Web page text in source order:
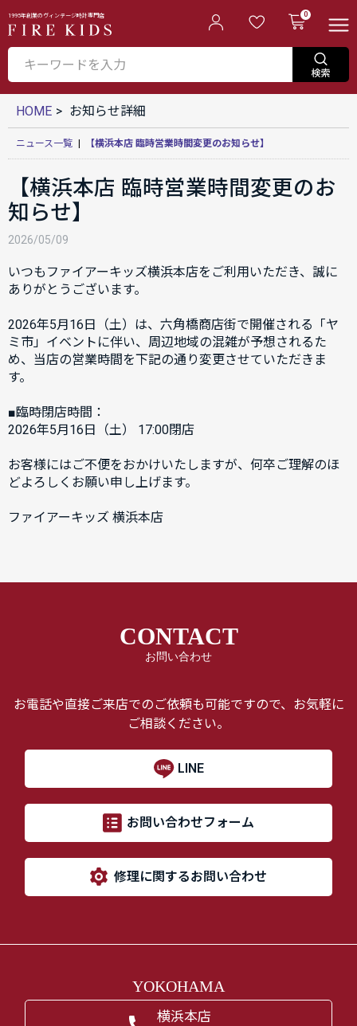
1995年創業のヴィンテージ時計専門店 0
HOME お知らせ詳細
ニュース一覧 【横浜本店 臨時営業時間変更のお知らせ】
【横浜本店 臨時営業時間変更のお
知らせ】
2026/05/09
いつもファイアーキッズ横浜本店をご利用いただき、誠に
ありがとうございます。
2026年5月16日（土）は、六角橋商店街で開催される「ヤ
ミ市」イベントに伴い、周辺地域の混雑が予想されるた
め、当店の営業時間を下記の通り変更させていただきま
す。
■臨時閉店時間：
2026年5月16日（土） 17:00閉店
お客様にはご不便をおかけいたしますが、何卒ご理解のほ
どよろしくお願い申し上げます。
ファイアーキッズ 横浜本店
CONTACT
お問い合わせ
お電話や直接ご来店でのご依頼も可能ですので、お気軽に
ご相談ください。
LINE
お問い合わせフォーム
修理に関するお問い合わせ
YOKOHAMA
横浜本店